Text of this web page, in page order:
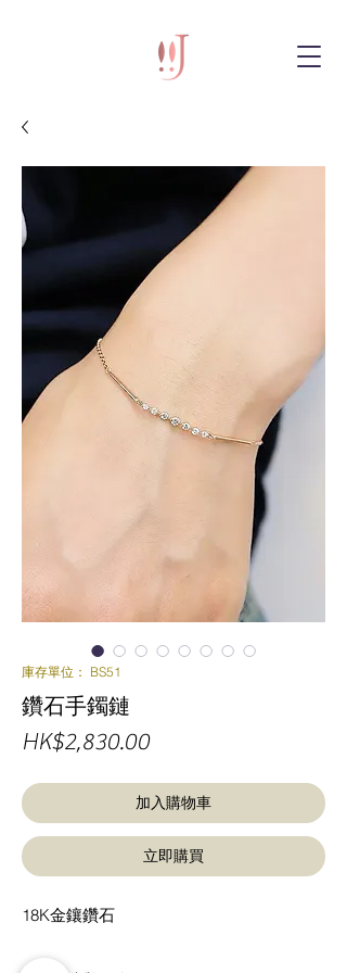
庫存單位： BS51
鑽石手鐲鏈
HK$2,830.00價
加入購物車
立即購買
18K金鑲鑽石